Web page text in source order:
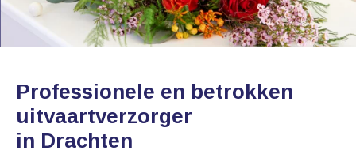
Professionele en betrokken
uitvaartverzorger
in Drachten